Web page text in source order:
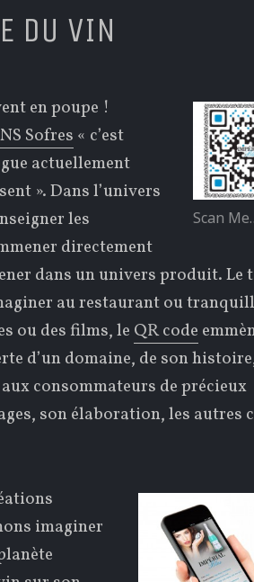
DU VIN
Scan
en poupe !
Sofres « c’est
actuellement
». Dans l’univers
les
directement
dans un univers produit. Le
au restaurant ou
ou des films, le QR code
d’un domaine, de son
consommateurs de précieux
son élaboration, les autres
imaginer